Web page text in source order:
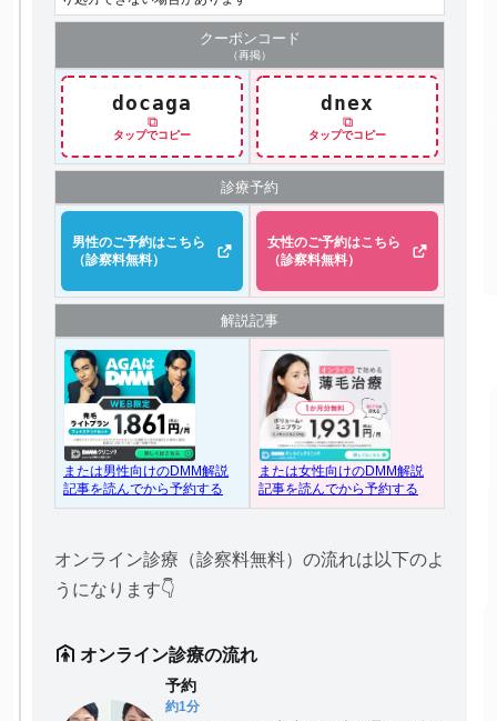
クーポン コード
（再掲）
docaga
⧉
タップでコピー
dnex
⧉
タップでコピー
診療予約
男性のご予約はこちら
（診察料無料）
女性のご予約はこちら
（診察料無料）
解説記事
または男性向けのDMM解説
記事を読んでから予約する
または女性向けのDMM解説
記事を読んでから予約する
オンライン診療（診察料無料）の流れは以下のよ
うになります👇
オンライン診療の流れ
予約
約1分